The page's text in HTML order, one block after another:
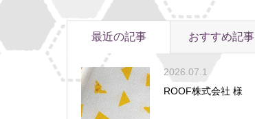
最近の記事 おすすめ記事
2026.07.1
ROOF株式会社 様